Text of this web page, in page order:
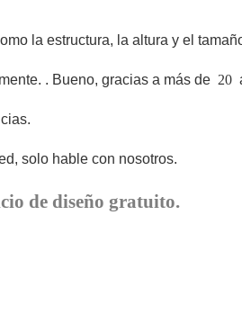
la estructura, la altura y el
. Bueno, gracias a más de 20
solo hable con nosotros.
de diseño gratuito.